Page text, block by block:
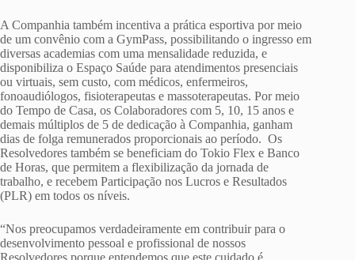
A Companhia também incentiva a prática esportiva por meio
de um convênio com a GymPass, possibilitando o ingresso em
diversas academias com uma mensalidade reduzida, e
disponibiliza o Espaço Saúde para atendimentos presenciais
ou virtuais, sem custo, com médicos, enfermeiros,
fonoaudiólogos, fisioterapeutas e massoterapeutas. Por meio
do Tempo de Casa, os Colaboradores com 5, 10, 15 anos e
demais múltiplos de 5 de dedicação à Companhia, ganham
dias de folga remunerados proporcionais ao período. Os
Resolvedores também se beneficiam do Tokio Flex e Banco
de Horas, que permitem a flexibilização da jornada de
trabalho, e recebem Participação nos Lucros e Resultados
(PLR) em todos os níveis.
“Nos preocupamos verdadeiramente em contribuir para o
desenvolvimento pessoal e profissional de nossos